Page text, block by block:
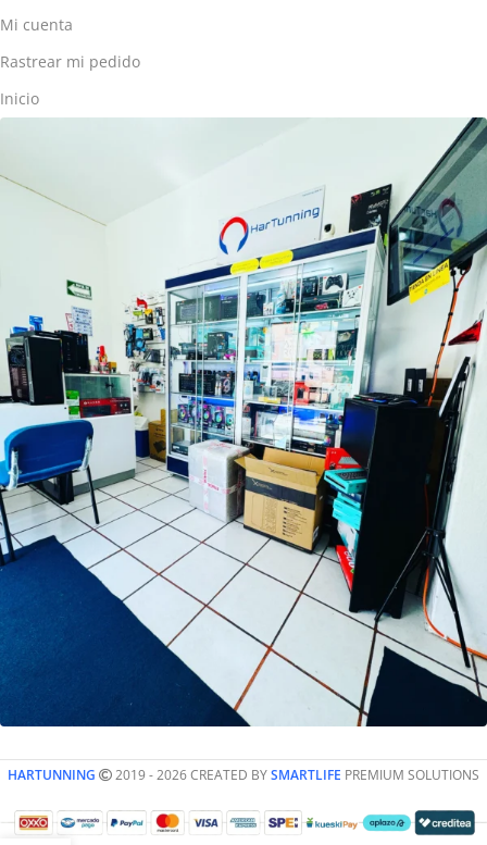
Mi cuenta
Rastrear mi pedido
Inicio
HARTUNNING 2019 - 2026 CREATED BYSMARTLIFE PREMIUM SOLUTIONS